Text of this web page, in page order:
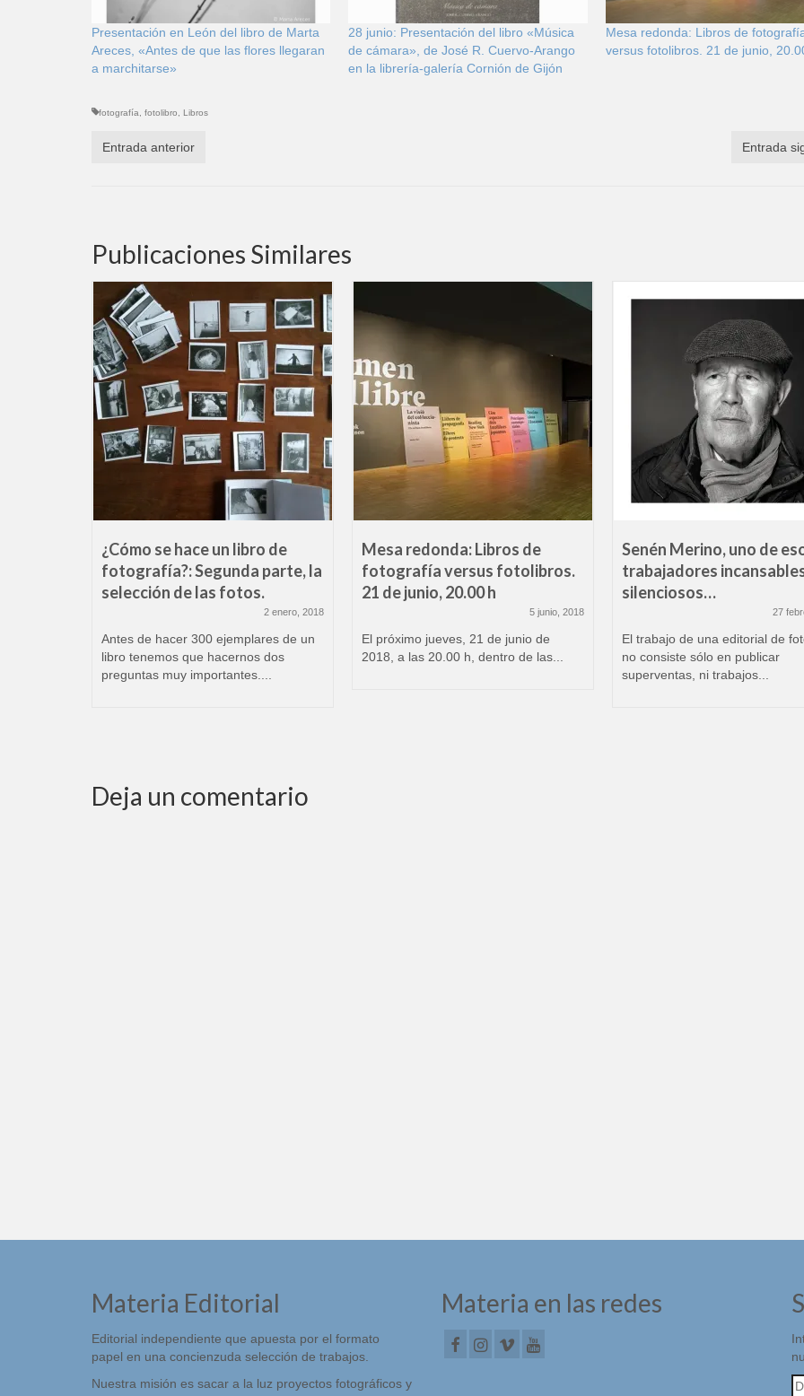
Presentación en León del libro de Marta
Areces, «Antes de que las flores llegaran
a marchitarse»
28 junio: Presentación del libro «Música
de cámara», de José R. Cuervo-Arango
en la librería-galería Cornión de Gijón
Mesa redonda: Libros de
versus fotolibros. 21 de junio,
fotografía, fotolibro, Libros
Entrada anterior Entrada
Publicaciones Similares
¿Cómo se hace un libro de
fotografía?: Segunda parte, la
selección de las fotos.
2 enero, 2018
Antes de hacer 300 ejemplares de un
libro tenemos que hacernos dos
preguntas muy importantes....
Mesa redonda: Libros de
fotografía versus fotolibros.
21 de junio, 20.00 h
5 junio, 2018
El próximo jueves, 21 de junio de
2018, a las 20.00 h, dentro de las...
Senén Merino, uno de
trabajadores
silenciosos…
27
El trabajo de una editorial de
no consiste sólo en publicar
superventas, ni trabajos...
Deja un comentario
Materia Editorial
Editorial independiente que apuesta por el formato
papel en una concienzuda selección de trabajos.
Nuestra misión es sacar a la luz proyectos fotográficos y
Materia en las redes